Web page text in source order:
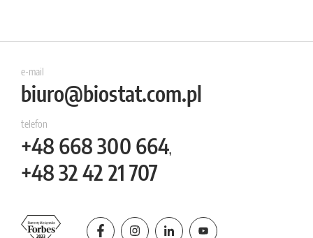
e-mail
biuro@biostat.com.pl
telefon
+48 668 300 664,
+4832 42 21 707